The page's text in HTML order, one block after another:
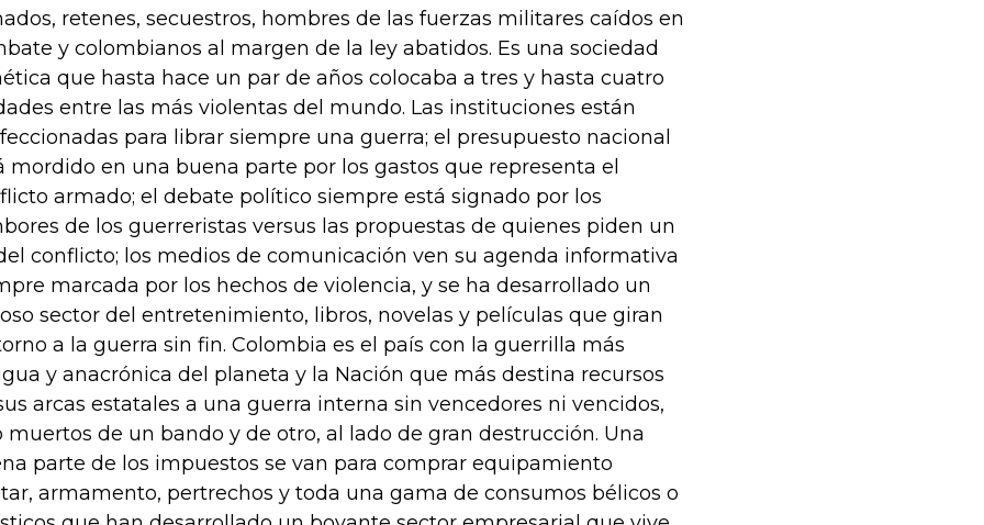
retenes, secuestros, hombres de las fuerzas militares caídos en
y colombianos al margen de la ley abatidos. Es una sociedad
que hasta hace un par de años colocaba a tres y hasta cuatro
entre las más violentas del mundo. Las instituciones están
para librar siempre una guerra; el presupuesto nacional
mordido en una buena parte por los gastos que representa el
armado; el debate político siempre está signado por los
de los guerreristas versus las propuestas de quienes piden un
conflicto; los medios de comunicación ven su agenda informativa
marcada por los hechos de violencia, y se ha desarrollado un
sector del entretenimiento, libros, novelas y películas que giran
a la guerra sin fin. Colombia es el país con la guerrilla más
y anacrónica del planeta y la Nación que más destina recursos
arcas estatales a una guerra interna sin vencedores ni vencidos,
muertos de un bando y de otro, al lado de gran destrucción. Una
parte de los impuestos se van para comprar equipamiento
armamento, pertrechos y toda una gama de consumos bélicos o